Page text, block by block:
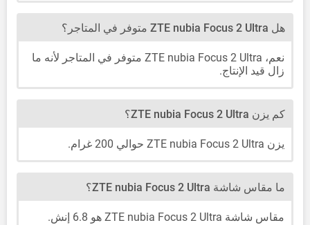
هل ZTE nubia Focus 2 Ultra متوفر في المتاجر؟
نعم، ZTE nubia Focus 2 Ultra متوفر في المتاجر لأنه ما
زال قيد الإنتاج.
كم يزن ZTE nubia Focus 2 Ultra؟
يزن ZTE nubia Focus 2 Ultra حوالي 200 غرام.
ما مقاس شاشة ZTE nubia Focus 2 Ultra؟
مقاس شاشة ZTE nubia Focus 2 Ultra هو 6.8 إنش.